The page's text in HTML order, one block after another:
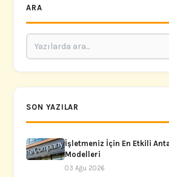
ARA
SON YAZILAR
İşletmeniz İçin En Etkili
Modelleri
03 Ağu 2026